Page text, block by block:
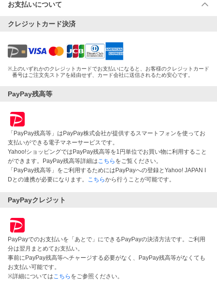
お支払いについて
クレジットカード決済
※ 上のいずれかのクレジットカードでお支払いになると、お客様のクレジットカード
番号はご注文先ストアを経由せず、カード会社に送信されるため安心です。
PayPay残高等
「PayPay残高等」はPayPay株式会社が提供するスマートフォンを使ってお
支払いができる電子マネーサービスです。
Yahoo!ショッピングではPayPay残高等を1円単位でお買い物に利用すること
ができます。PayPay残高等詳細はこちら をご覧ください。
「PayPay残高等」をご利用するためにはPayPayへの登録とYahoo! JAPAN I
Dとの連携が必要になります。 こちらから行うことが可能です。
PayPayクレジット
PayPayでのお支払いを「あとで」にできるPayPayの決済方法です。ご利用
分は翌月まとめてお支払い。
事前にPayPay残高等へチャージする必要がなく、PayPay残高等がなくても
お支払い可能です。
※詳細についてはこちら をご参照ください。